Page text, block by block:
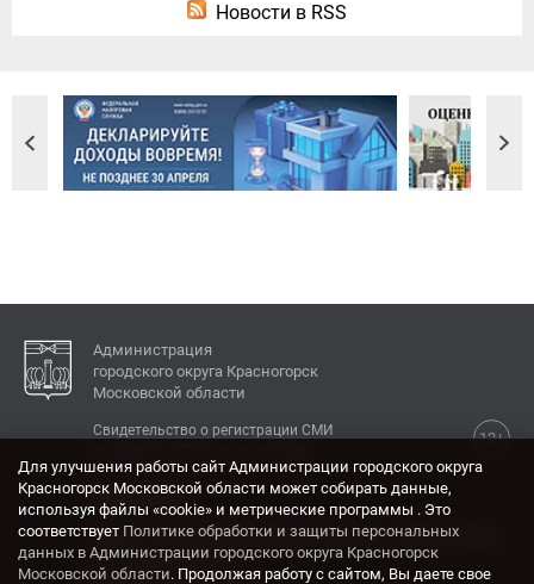
Новости в RSS
Администрация
городского округа Красногорск
Московской области
12+
Свидетельство о регистрации СМИ
КОНТАКТЫ
Адрес: 143404, Московская область, г. Красногорск,
ул. Ленина, дом 4.
Для улучшения работы сайт Администрации городского округа
Красногорск Московской области может собирать данные,
используя файлы «cookie» и метрические программы . Это
соответствует Политике обработки и защиты персональных
данных в Администрации городского округа Красногорск
Московской области. Продолжая работу с сайтом, Вы даете свое